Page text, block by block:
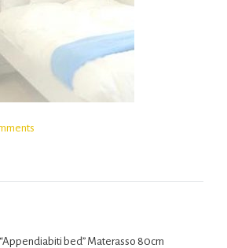
bed” Materasso 80cm